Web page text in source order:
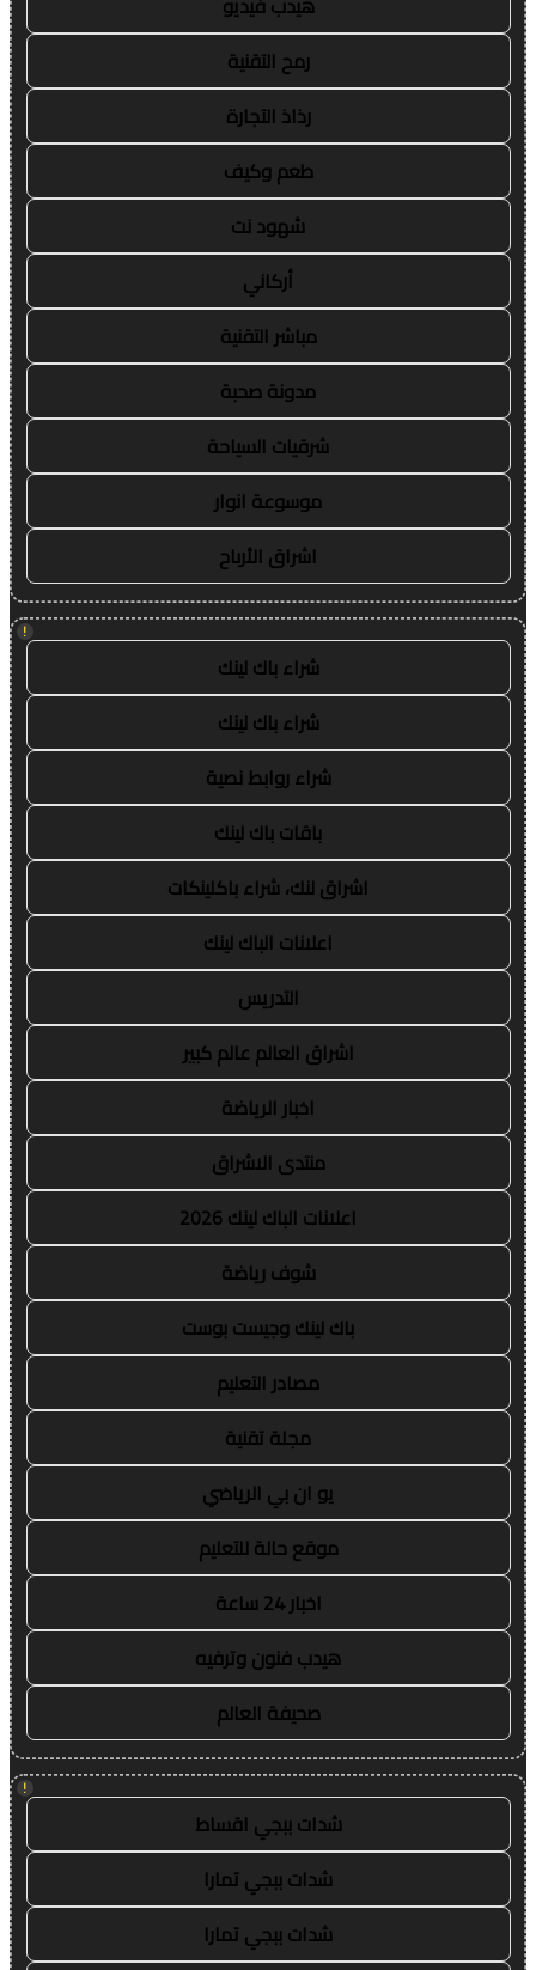
رمح التقنية
رذاذ التجارة
طعم وكيف
شهود نت
أركاني
مباشر التقنية
مدونة صحبة
شرقيات السياحة
موسوعة انوار
اشراق الأرباح
!
شراء باك لينك
شراء باك لينك
شراء روابط نصية
باقات باك لينك
اشراق لنك، شراء باكلينكات
اعلانات الباك لينك
التدريس
اشراق العالم عالم كبير
اخبار الرياضة
منتدى الاشراق
اعلانات الباك لينك 2026
شوف رياضة
باك لينك وجيست بوست
مصادر التعليم
مجلة تقنية
يو ان بي الرياضي
موقع حالة للتعليم
اخبار 24 ساعة
هيدب فنون وترفيه
صحيفة العالم
!
شدات ببجي اقساط
شدات ببجي تمارا
شدات ببجي تمارا